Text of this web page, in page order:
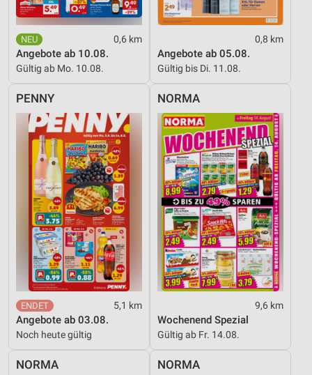
0,6 km
Angebote ab 10.08.
Gültig ab Mo. 10.08.
0,8 km
Angebote ab 05.08.
Gültig bis Di. 11.08.
PENNY
5,1 km
Angebote ab 03.08.
Noch heute gültig
NORMA
9,6 km
Wochenend Spezial
Gültig ab Fr. 14.08.
NORMA NORMA